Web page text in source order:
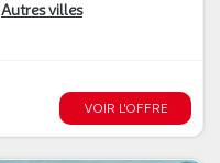
Autres villes
VOIR L'OFFRE